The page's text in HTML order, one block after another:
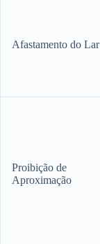
Afastamento do Lar
Proibição de
Aproximação